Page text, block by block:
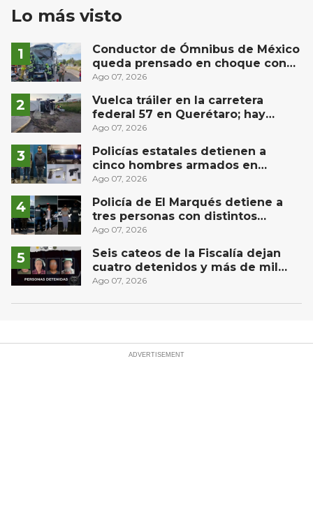
Lo más visto
Conductor de Ómnibus de México
queda prensado en choque con
materialista en San Juan del Río
Ago 07, 2026
Vuelca tráiler en la carretera
federal 57 en Querétaro; hay
derrame de combustible
Ago 07, 2026
Policías estatales detienen a
cinco hombres armados en
Puebla capital
Ago 07, 2026
Policía de El Marqués detiene a
tres personas con distintos
narcóticos
Ago 07, 2026
Seis cateos de la Fiscalía dejan
cuatro detenidos y más de mil
dosis aseguradas en Querétaro
Ago 07, 2026